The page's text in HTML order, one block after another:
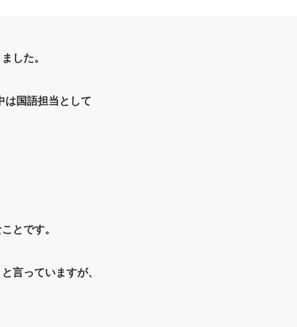
した。
は国語担当として
とです。
言っていますが、